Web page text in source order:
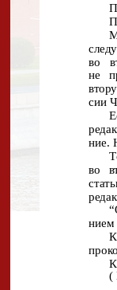
во
не
сии
ние.
во
нием
(